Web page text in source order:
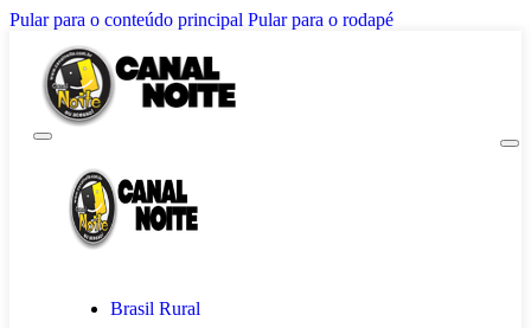
Pular para o conteúdo principal Pular para o rodapé
Brasil Rural